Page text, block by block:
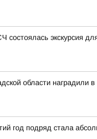
экскурсия
области наградили
год подряд стала